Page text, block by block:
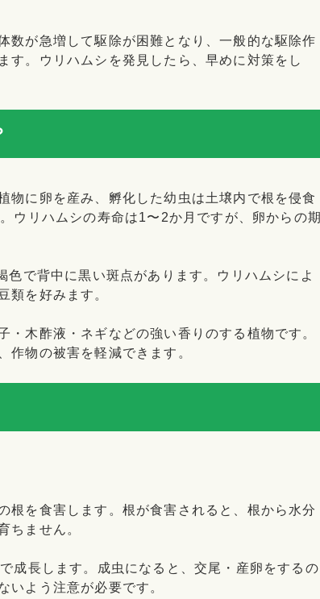
数が急増して駆除が困難となり、一般的な駆除作
す。ウリハムシを発見したら、早めに対策をし
物に卵を産み、孵化した幼虫は土壌内で根を侵食
ウリハムシの寿命は1〜2か月ですが、卵からの期
で背中に黒い斑点があります。ウリハムシによ
類を好みます。
木酢液・ネギなどの強い香りのする植物です。
作物の被害を軽減できます。
根を食害します。根が食害されると、根から水分
ちません。
成長します。成虫になると、交尾・産卵をするの
いよう注意が必要です。